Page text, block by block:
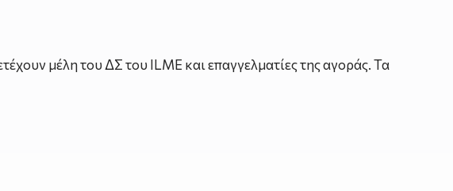
μέλη του ΔΣ του ILME και επαγγελματίες της αγοράς. Τα